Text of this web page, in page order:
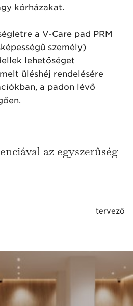
kórházakat.
a V-Care pad PRM
személy)
lehetőséget
üléshéj rendelésére
a padon lévő
az egyszerűség
tervező